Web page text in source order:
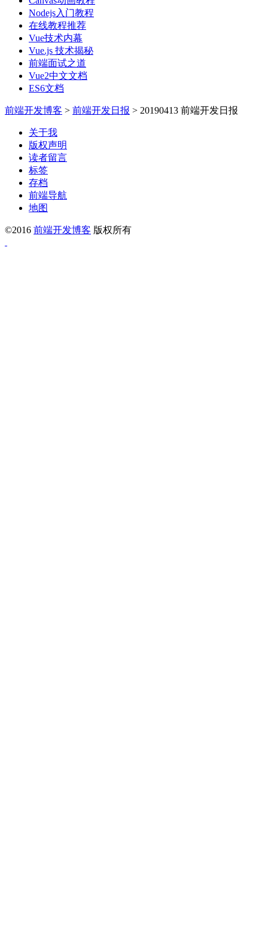
Nodejs入门教程
在线教程推荐
Vue技术内幕
Vue.js 技术揭秘
前端面试之道
Vue2中文文档
ES6文档
前端开发博客 > 前端开发日报 > 20190413 前端开发日报
关于我
版权声明
读者留言
标签
存档
前端导航
地图
©2016 前端开发博客 版权所有